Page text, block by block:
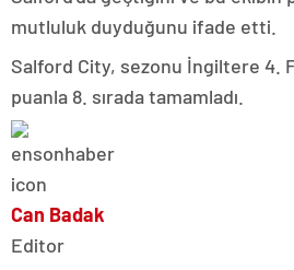
mutluluk duyduğunu ifade etti.
Salford City, sezonu İngiltere 4.
puanla 8. sırada tamamladı.
Can Badak
Editor